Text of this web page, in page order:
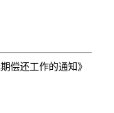
偿还工作的通知》